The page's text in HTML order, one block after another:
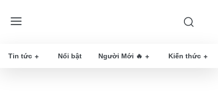
Tin tức Nổi bật Người Mới 🔥 Kiến thức